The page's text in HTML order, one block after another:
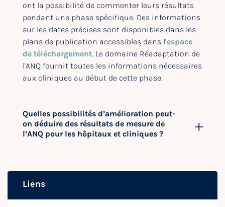
ont la possibilité de commenter leurs résultats
pendant une phase spécifique. Des informations
sur les dates précises sont disponibles dans les
plans de publication accessibles dans l’espace
de téléchargement. Le domaine Réadaptation de
l'ANQ fournit toutes les informations nécessaires
aux cliniques au début de cette phase.
Quelles possibilités d’amélioration peut-
on déduire des résultats de mesure de
l’ANQ pour les hôpitaux et cliniques ?
Liens